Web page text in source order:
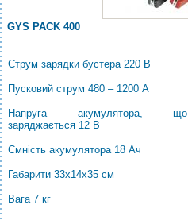
GYS PACK 400
Струм зарядки бустера 220 В
Пусковий струм 480 – 1200 A
Напруга акумулятора, що
заряджається 12 В
Ємність акумулятора 18 Ач
Габарити 33x14x35 см
Вага 7 кг